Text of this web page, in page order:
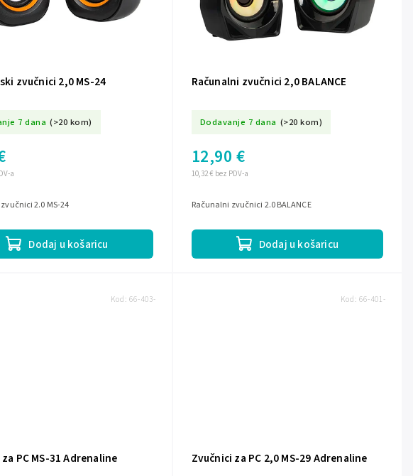
zvučnici 2,0 MS-24
7 dana (>20 kom)
a
Dodaj u košaricu
2.0 MS-24
Računalni zvučnici 2,0 BALANCE
Dodavanje 7 dana (>20 kom)
10,32 € bez PDV-a
12,90 €
Dodaj u košaricu
Računalni zvučnici 2.0 BALANCE
PC MS-31 Adrenaline
Kod: 66-403-
Zvučnici za PC 2,0 MS-29 Adrenaline
Kod: 66-401-